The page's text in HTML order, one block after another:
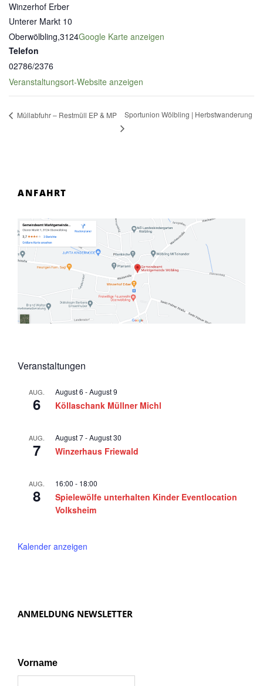
Winzerhof Erber
Unterer Markt 10
Oberwölbling,3124Google Karte anzeigen
Telefon
02786/2376
Veranstaltungsort-Website anzeigen
Müllabfuhr – Restmüll EP & MP Sportunion Wölbling | Herbstwanderung
ANFAHRT
Veranstaltungen
AUG.
6
August 6 -August 9
Köllaschank Müllner Michl
AUG.
7
August 7-August 30
Winzerhaus Friewald
AUG.
8
16:00 - 18:00
Spielewölfe unterhalten Kinder Eventlocation
Volksheim
Kalender anzeigen
ANMELDUNG NEWSLETTER
Vorname